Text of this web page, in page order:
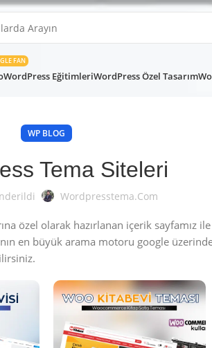
FAN
WordPress EğitimleriWordPress Özel Tasarım
WP BLOG
Tema Siteleri
Wordpresstema.com
özel olarak hazırlanan içerik sayfamız ile
en büyük arama motoru google